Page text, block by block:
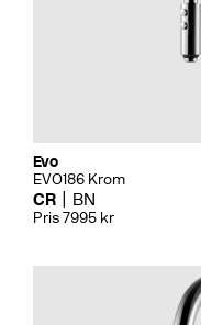
Evo
EVO186 Krom
CR BN
Pris 7995 kr